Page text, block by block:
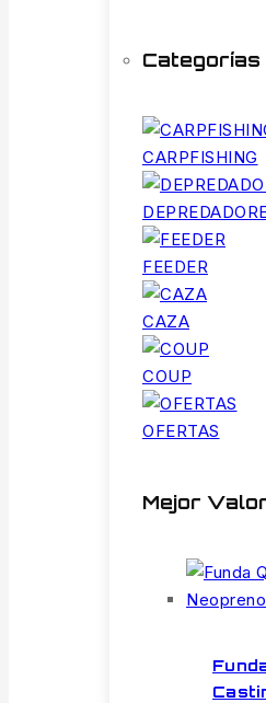
Categorías
CARPFISHING
FEEDER
CAZA
COUP
OFERTAS
Mejor